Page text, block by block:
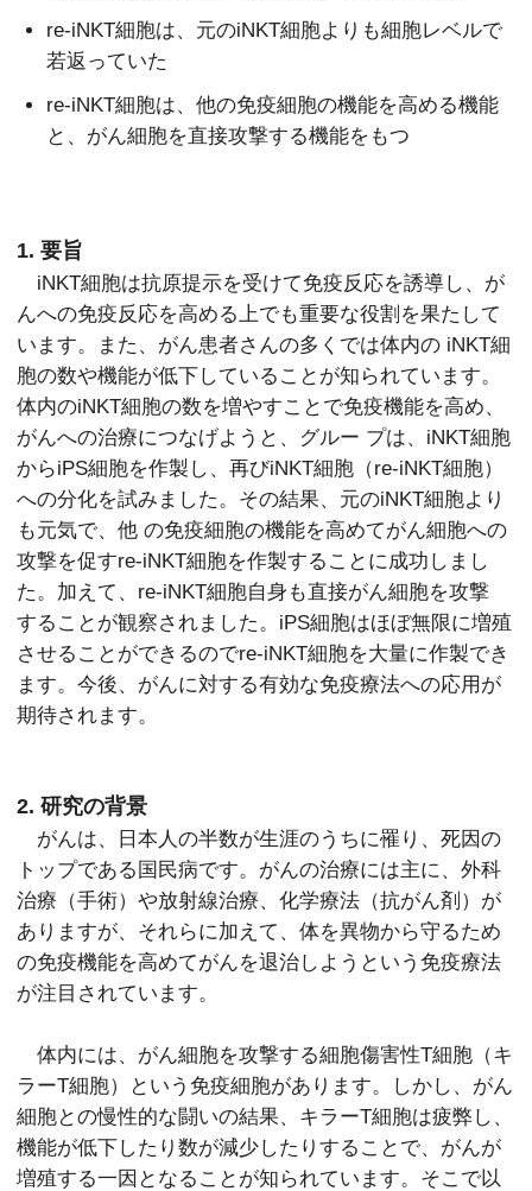
re-iNKT細胞は、元のiNKT細胞よりも細胞レベルで
若返っていた
re-iNKT細胞は、他の免疫細胞の機能を高める機能
と、がん細胞を直接攻撃する機能をもつ
1. 要旨
iNKT細胞は抗原提示を受けて免疫反応を誘導し、が
んへの免疫反応を高める上でも重要な役割を果たして
います。また、がん患者さんの多くでは体内の iNKT細
胞の数や機能が低下していることが知られています。
体内のiNKT細胞の数を増やすことで免疫機能を高め、
がんへの治療につなげようと、グルー プは、iNKT細胞
からiPS細胞を作製し、再びiNKT細胞（re-iNKT細胞）
への分化を試みました。その結果、元のiNKT細胞より
も元気で、他 の免疫細胞の機能を高めてがん細胞への
攻撃を促すre-iNKT細胞を作製することに成功しまし
た。加えて、re-iNKT細胞自身も直接がん細胞を攻撃
することが観察されました。iPS細胞はほぼ無限に増殖
させることができるのでre-iNKT細胞を大量に作製でき
ます。今後、がんに対する有効な免疫療法への応用が
期待されます。
2. 研究の背景
がんは、日本人の半数が生涯のうちに罹り、死因の
トップである国民病です。がんの治療には主に、外科
治療（手術）や放射線治療、化学療法（抗がん剤）が
ありますが、それらに加えて、体を異物から守るため
の免疫機能を高めてがんを退治しようという免疫療法
が注目されています。
体内には、がん細胞を攻撃する細胞傷害性T細胞（キ
ラーT細胞）という免疫細胞があります。しかし、がん
細胞との慢性的な闘いの結果、キラーT細胞は疲弊し、
機能が低下したり数が減少したりすることで、がんが
増殖する一因となることが知られています。そこで以